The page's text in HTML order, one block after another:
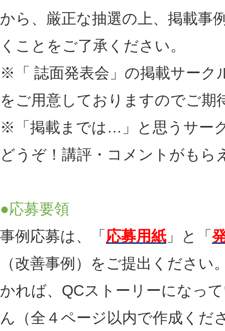
から、厳正な抽選の上、掲載事
くことをご了承ください。
※「 誌面発表会」の掲載サーク
をご用意しておりますのでご期
※「掲載までは…」と思うサー
どうぞ！講評・コメントがもら
●応募要領
事例応募は、「 応募用紙」と「
（改善事例）をご提出ください
かれば、QCストーリーになっ
ん（全４ページ以内で作成くだ